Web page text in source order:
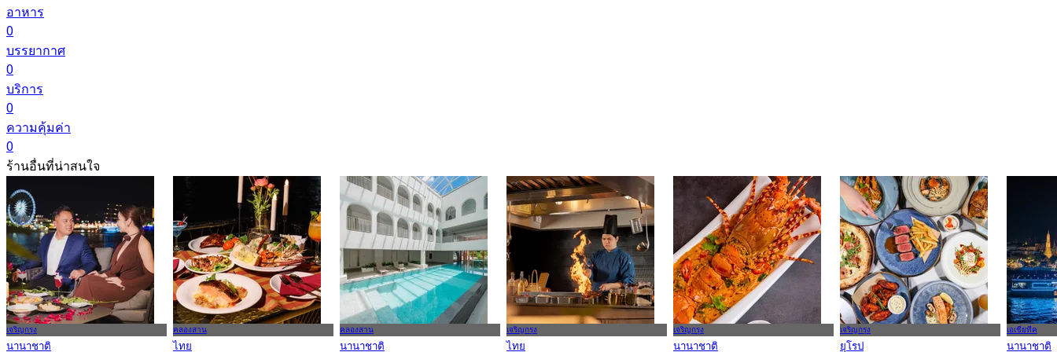
อาหาร
0
บรรยากาศ
0
บริการ
0
ความคุ้มค่า
0
ร้านอื่นที่น่าสนใจ
เจริญกรุง
นานาชาติ
คลองสาน
ไทย
คลองสาน
นานาชาติ
เจริญกรุง
ไทย
เจริญกรุง
นานาชาติ
เจริญกรุง
ยุโรป
เอเชียทีค
นานาชาติ